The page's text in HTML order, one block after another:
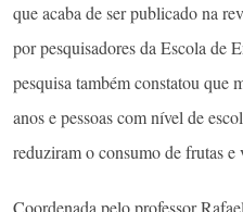
que acaba de ser publicado na
por pesquisadores da Escola de
pesquisa também constatou que
anos e pessoas com nível de
reduziram o consumo de frutas e
Coordenada pelo professor